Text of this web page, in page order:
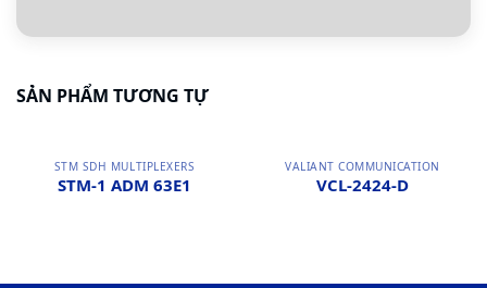
SẢN PHẨM TƯƠNG TỰ
STM SDH MULTIPLEXERS
STM-1 ADM 63E1
VALIANT COMMUNICATION
VCL-2424-D